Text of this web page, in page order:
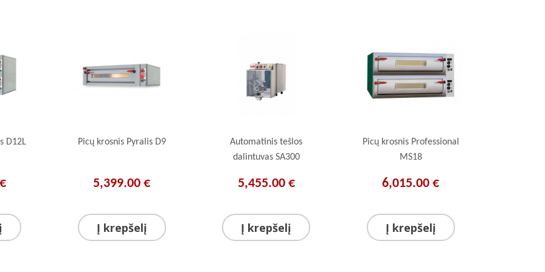
D12L Picų krosnis Pyralis D9
5,399.00 €
Į krepšelį
Automatinis tešlos
dalintuvas SA300
5,455.00 €
Į krepšelį
Picų krosnis Professional
MS18
6,015.00 €
Į krepšelį